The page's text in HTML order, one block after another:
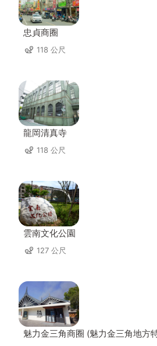
忠貞商圈
118 公尺
龍岡清真寺
118 公尺
雲南文化公園
127 公尺
魅力金三角商圈 (魅力金三角地方